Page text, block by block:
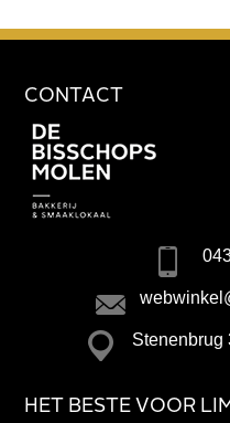
CONTACT
Stenenbrug
HET BESTE VOOR